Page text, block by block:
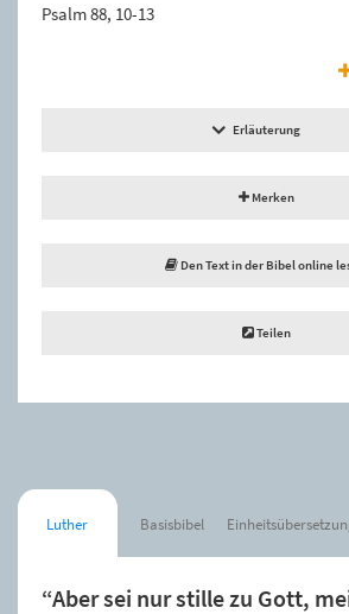
Psalm 88, 10-13
Erläuterung
Merken
Den Text in der Bibel online
Teilen
Luther Basisbibel Einheitsübersetzung
“Aber sei nur stille zu Gott,